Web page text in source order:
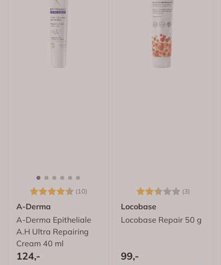
Karakter: (10)
4.3 av 5 mulige
A-Derma
A-Derma Epitheliale
A.H Ultra Repairing
Cream 40 ml
124,-
Karakter: (3)
Locobase
Locobase Repair 50 g
99,-